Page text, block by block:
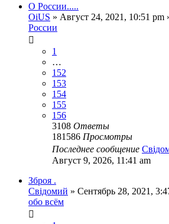
О России.....
OiUS » Август 24, 2021, 10:51 pm
России
1
…
152
153
154
155
156
3108 Ответы
181586 Просмотры
Последнее сообщение
Август 9, 2026, 11:41 am
Зброя .
Свідомий » Сентябрь 28, 2021,
обо всём